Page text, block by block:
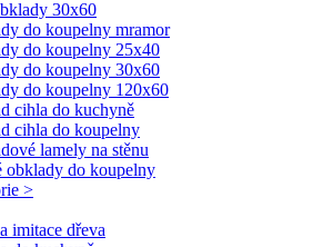
30x60
do koupelny mramor
do koupelny 25x40
do koupelny 30x60
do koupelny 120x60
cihla do kuchyně
cihla do koupelny
lamely na stěnu
obklady do koupelny
>
imitace dřeva